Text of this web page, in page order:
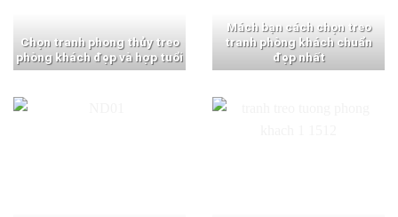
Chọn tranh phong thủy treo
phòng khách đẹp và hợp tuổi
Mách bạn cách chọn treo
tranh phòng khách chuẩn
đẹp nhất